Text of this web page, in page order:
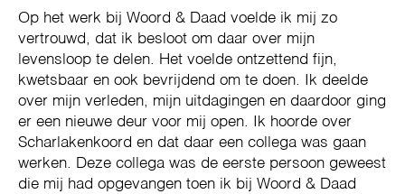
Op het werk bij Woord & Daad voelde ik mij zo
vertrouwd, dat ik besloot om daar over mijn
levensloop te delen. Het voelde ontzettend fijn,
kwetsbaar en ook bevrijdend om te doen. Ik deelde
over mijn verleden, mijn uitdagingen en daardoor ging
er een nieuwe deur voor mij open. Ik hoorde over
Scharlakenkoord en dat daar een collega was gaan
werken. Deze collega was de eerste persoon geweest
die mij had opgevangen toen ik bij Woord & Daad